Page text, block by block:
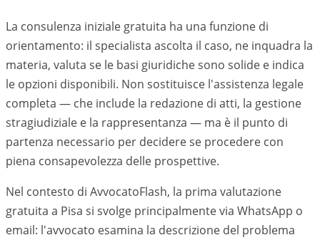
La consulenza iniziale gratuita ha una funzione di
orientamento: il specialista ascolta il caso, ne inquadra la
materia, valuta se le basi giuridiche sono solide e indica
le opzioni disponibili. Non sostituisce l'assistenza legale
completa — che include la redazione di atti, la gestione
stragiudiziale e la rappresentanza — ma è il punto di
partenza necessario per decidere se procedere con
piena consapevolezza delle prospettive.
Nel contesto di AvvocatoFlash, la prima valutazione
gratuita a Pisa si svolge principalmente via WhatsApp o
email: l'avvocato esamina la descrizione del problema